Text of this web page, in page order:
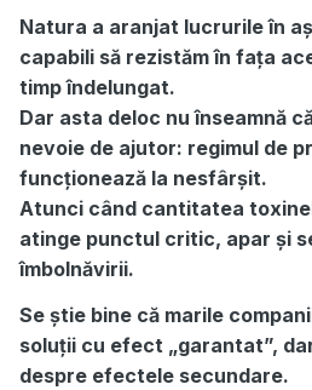
Natura a aranjat lucrurile în
capabili să rezistăm în fața
timp îndelungat.
Dar asta deloc nu înseamnă
nevoie de ajutor: regimul de
funcționează la nesfârșit.
Atunci când cantitatea
atinge punctul critic, apar și
îmbolnăvirii.
Se știe bine că marile
soluții cu efect „garantat”,
despre efectele secundare.